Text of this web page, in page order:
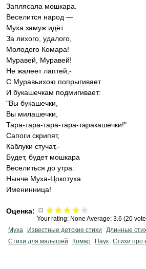
Заплясала мошкара.
Веселится народ —
Муха замуж идёт
За лихого, удалого,
Молодого Комара!
Муравей, Муравей!
Не жалеет лаптей,-
С Муравьихою попрыгивает
И букашечкам подмигивает:
"Вы букашечки,
Вы милашечки,
Тара-тара-тара-тара-таракашечки!"
Сапоги скрипят,
Каблуки стучат,-
Будет, будет мошкара
Веселиться до утра:
Нынче Муха-Цокотуха
Именинница!
Оценка:
Your rating: None Average: 3.6 (20
Муха
Известные детские стихи
Длинные
Стихи для малышей
Комар Паук Стихи про